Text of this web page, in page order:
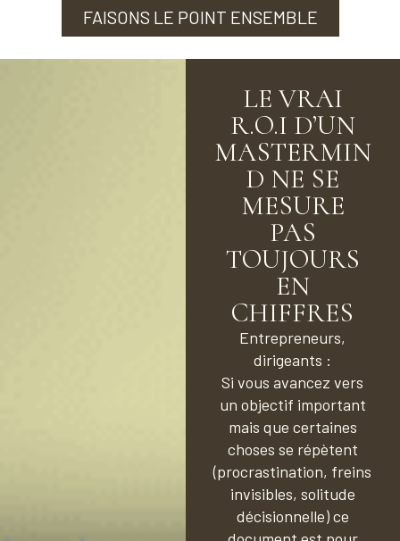
FAISONS LE POINT ENSEMBLE
LE VRAI
R.O.I D’UN
MASTERMIN
D NE SE
MESURE
PAS
TOUJOURS
EN
CHIFFRES
Entrepreneurs,
dirigeants :
Si vous avancez vers
un objectif important
mais que certaines
choses se répètent
(procrastination, freins
invisibles, solitude
décisionnelle) ce